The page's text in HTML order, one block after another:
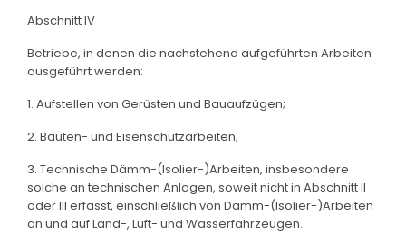
Abschnitt IV
Betriebe, in denen die nachstehend aufgeführten Arbeiten
ausgeführt werden:
1. Aufstellen von Gerüsten und Bauaufzügen;
2. Bauten- und Eisenschutzarbeiten;
3. Technische Dämm-(Isolier-)Arbeiten, insbesondere
solche an technischen Anlagen, soweit nicht in Abschnitt II
oder III erfasst, einschließlich von Dämm-(Isolier-)Arbeiten
an und auf Land-, Luft- und Wasserfahrzeugen.